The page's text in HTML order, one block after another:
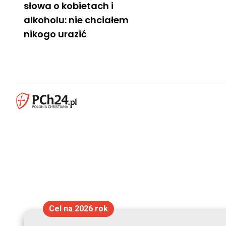
słowa o kobietach i
alkoholu: nie chciałem
nikogo urazić
Cel na 2026 rok